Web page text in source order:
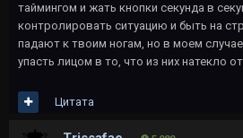
таймингом и жать кнопки секунда в
контролировать ситуацию и быть на
падают к твоим ногам, но в моем
упасть лицом в то, что из них натекло
Цитата